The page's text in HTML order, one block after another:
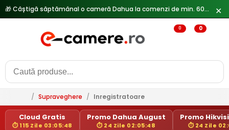
🎁 Câștigă săptămânal o cameră Dahua la comenzi de min. 600 lei — ✕
0 0
/ Supraveghere / Inregistratoare
Cloud Gratis
⏱ 115 Zile 03:05:48
Promo Dahua August
⏱ 24 Zile 02:05:48
Promo
⏱ 24 Zile